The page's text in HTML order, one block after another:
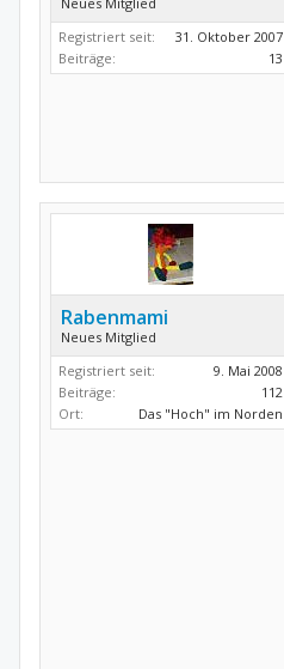
Registriert seit:
31. Oktober 2007
Beiträge:
13
Rabenmami
Neues Mitglied
Registriert seit:
9. Mai 2008
Beiträge:
112
Ort:
Das "Hoch" im Norden